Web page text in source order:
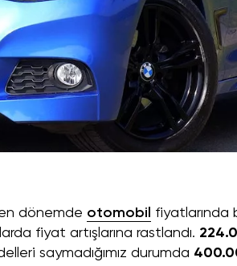
dönemde otomobil
fiyatlarında
fiyat artışlarına rastlandı.
saymadığımız durumda